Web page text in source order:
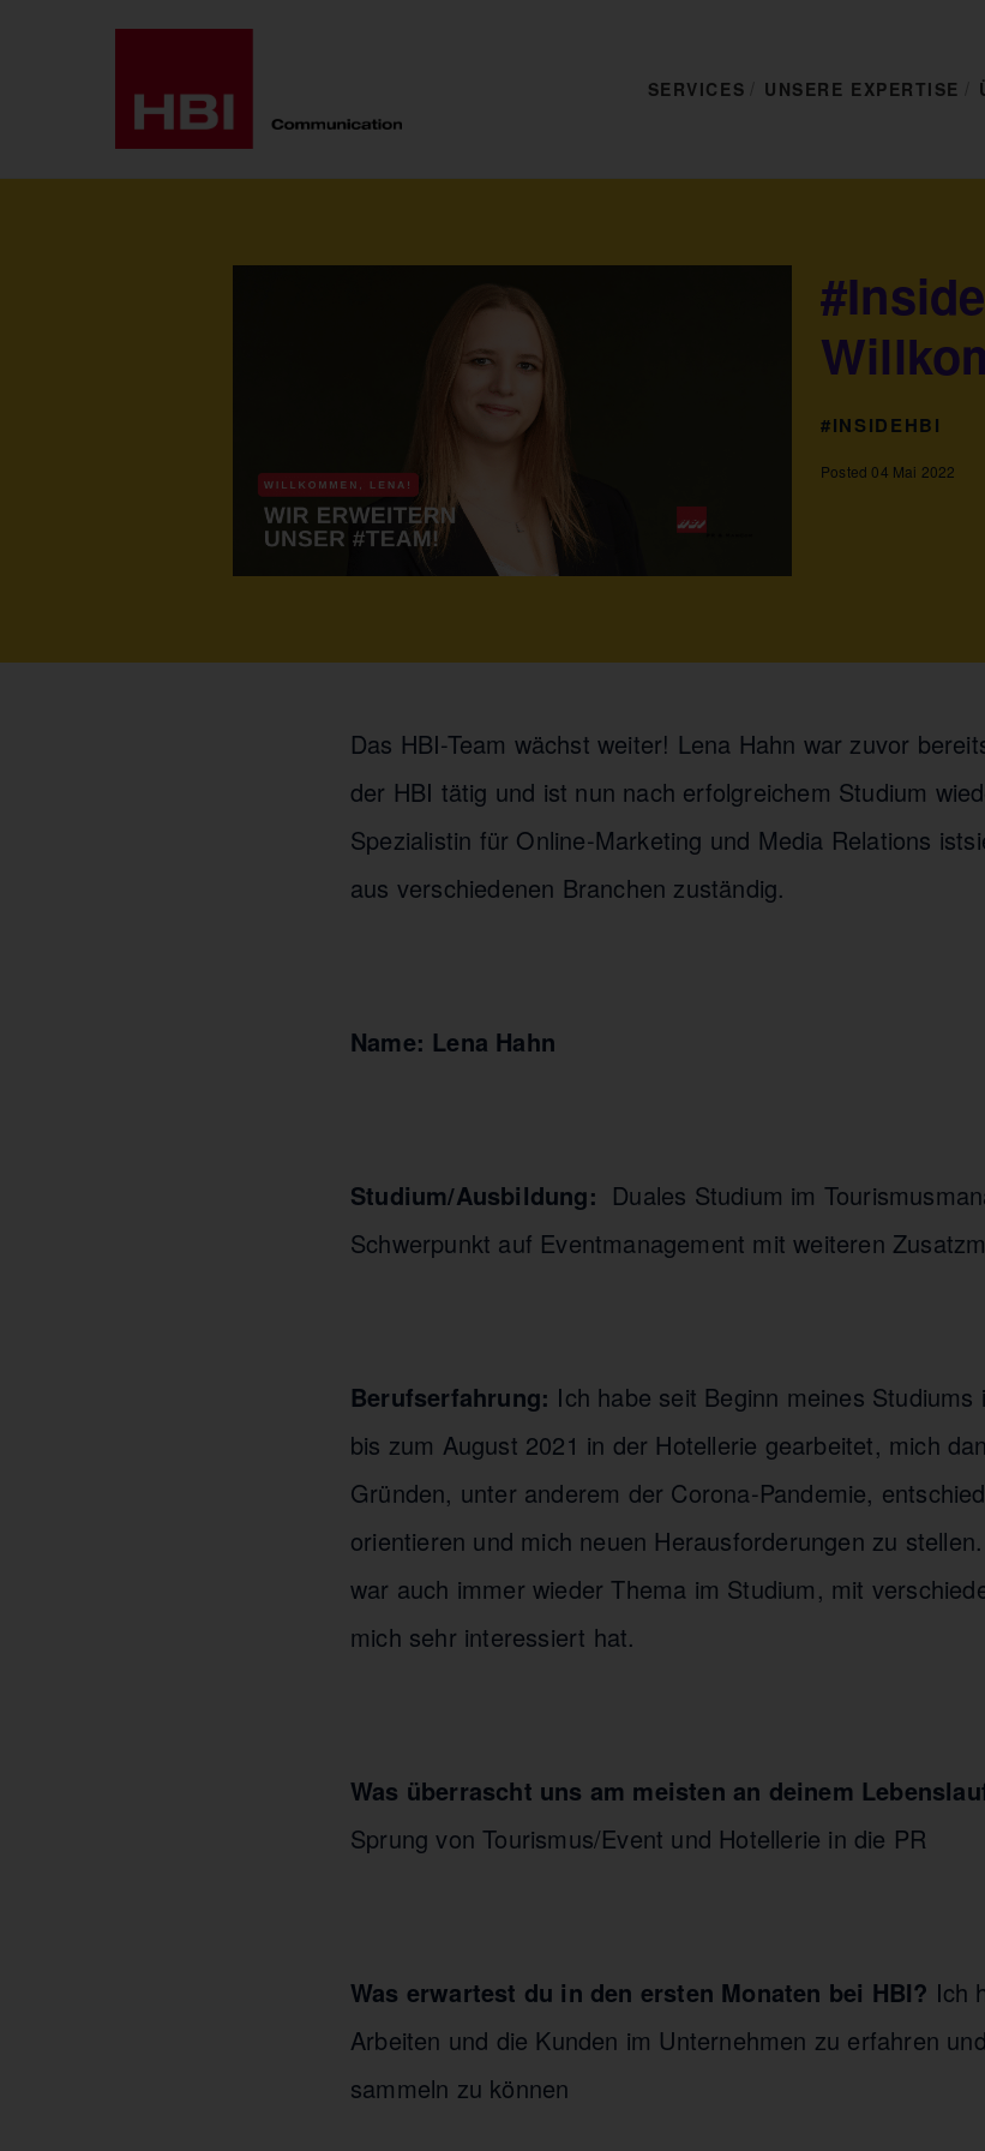
SERVICES UNSERE EXPERTISE
#INSIDEHBI
Posted 04 Mai 2022
Das HBI-Team wächst weiter! Lena Hahn war zuvor
der HBI tätig und ist nun nach erfolgreichem Studium
Spezialistin für Online-Marketing und Media Relations
aus verschiedenen Branchen zuständig.
Name: Lena Hahn
Studium/Ausbildung: Duales Studium im
Schwerpunkt auf Eventmanagement mit weiteren
Berufserfahrung: Ich habe seit Beginn meines
bis zum August 2021 in der Hotellerie gearbeitet, mich
Gründen, unter anderem der Corona-Pandemie,
orientieren und mich neuen Herausforderungen zu
war auch immer wieder Thema im Studium, mit
mich sehr interessiert hat.
Was überrascht uns am meisten an deinem
Sprung von Tourismus/Event und Hotellerie in die PR
Was erwartest du in den ersten Monaten bei HBI? Ich
Arbeiten und die Kunden im Unternehmen zu erfahren
sammeln zu können